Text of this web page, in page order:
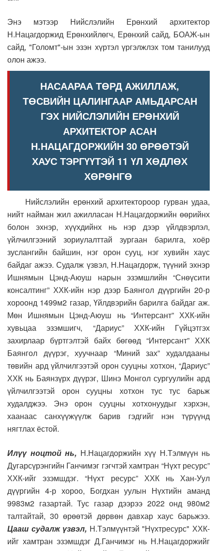
Энэ мэтээр Нийслэлийн Ерөнхий архитектор
Н.Нацагдоржид Ерөнхийлөгч, Ерөнхий сайд, БОАЖ-ын
сайд, "Голомт"-ын эзэн хүртэл үргэлжлэх том танилууд
олон ажээ.
НАСААРАА ТӨРД АЖИЛЛАЖ,
ТӨСВИЙН ЦАЛИНГААР АМЬДАРСАН
ГЭХ НИЙСЛЭЛИЙН ЕРӨНХИЙ
АРХИТЕКТОР АСАН
Н.НАЦАГДОРЖИЙН 30 ӨРӨӨТЭЙ
ХАУС ТЭРГҮҮТЭЙ 11 ҮЛ ХӨДЛӨХ
ХӨРӨНГӨ
Нийслэлийн ерөнхий архитектороор гурван удаа,
нийт найман жил ажилласан Н.Нацагдоржийн өөрийнх
болон эхнэр, хүүхдийнх нь нэр дээр үйлдвэрлэл,
үйлчилгээний зориулалттай зургаан барилга, хоёр
зуслангийн байшин, нэг орон сууц, нэг хувийн хаус
байдаг ажээ. Судалж үзвэл, Н.Нацагдорж, түүний эхнэр
Ишнямын Цэнд-Аюуш нарын эзэмшлийн “Снөүсити
консалтинг” ХХК-ийн нэр дээр Баянгол дүүргийн 20-р
хороонд 1499м2 газар, Үйлдвэрийн барилга байдаг аж.
Мөн Ишнямын Цэнд-Аюуш нь “Интерсант” ХХК-ийн
хувьцаа эзэмшигч, “Дариус” ХХК-ийн Гүйцэтгэх
захирлаар бүртгэлтэй байх бөгөөд “Интерсант” ХХК
Баянгол дүүрэг, хуучнаар “Миний зах” худалдааны
төвийн ард үйлчилгээтэй орон сууцны хотхон, “Дариус”
ХХК нь Баянзүрх дүүрэг, Шинэ Монгол сургуулийн ард
үйлчилгээтэй орон сууцны хотхон тус тус барьж
худалджээ. Энэ орон сууцны хотхонуудыг хэрхэн,
хаанаас санхүүжүүлж барив гэдгийг нэн түрүүнд
нягтлах ёстой.
Илүү ноцтой нь, Н.Нацагдоржийн хүү Н.Тэлмүүн нь
Дугарсүрэнгийн Ганчимэг гэгчтэй хамтран “Нүхт ресурс”
ХХК-ийг эзэмшдэг. “Нүхт ресурс” ХХК нь Хан-Уул
дүүргийн 4-р хороо, Богдхан уулын Нүхтийн аманд
9983м2 газартай. Тус газар дээрээ 2022 онд 980м2
талтайтай, 30 өрөөтэй дөрвөн давхар хаус барьжээ.
Цааш судалж үзвэл, Н.Тэлмүүнтэй "Нүхтресурс" ХХК-
ийг хамтран эзэмшдэг Д.Ганчимэг нь Н.Нацагдоржийг